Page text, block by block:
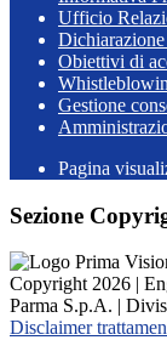
Ufficio
Obiettivi di
Gestione
Pagina
Sezione
Copyright 2026 |
Parma S.p.A. |
Disclaimer